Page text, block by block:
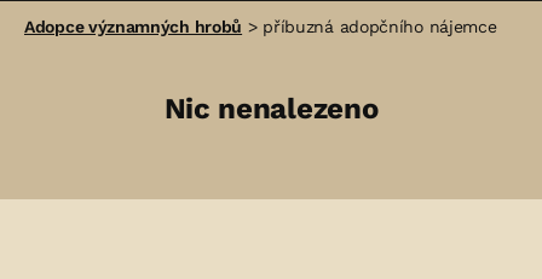
významných
Adopce významných hrobů > příbuzná adopčního nájemce
Nic nenalezeno